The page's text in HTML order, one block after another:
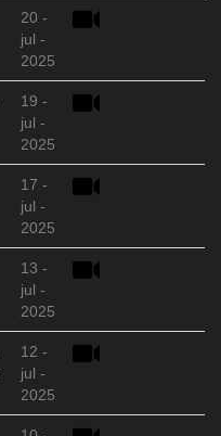
20 -
jul -
2025
19 -
jul -
2025
17 -
jul -
2025
13 -
jul -
2025
12 -
jul -
2025